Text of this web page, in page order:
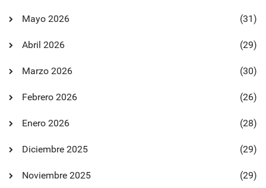
Mayo 2026 (31)
Abril 2026 (29)
Marzo 2026 (30)
Febrero 2026 (26)
Enero 2026 (28)
Diciembre 2025 (29)
Noviembre 2025 (29)